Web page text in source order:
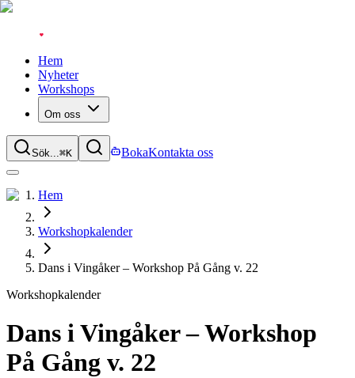
Hem
Nyheter
Workshops
Om oss
Sök...⌘K BokaKontakta oss
Hem
Workshopkalender
Dans i Vingåker – Workshop På Gång v. 22
Workshopkalender
Dans i Vingåker – Workshop
På Gång v. 22